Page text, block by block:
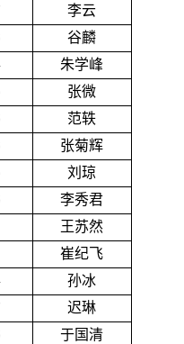
李云
谷麟
朱学峰
张微
范轶
张菊辉
刘琼
李秀君
王苏然
崔纪飞
孙冰
迟琳
于国清